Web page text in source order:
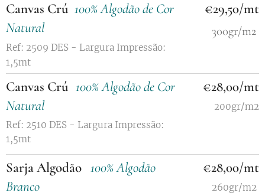
Canvas Crú 100% Algodão de Cor
Natural
Ref: 2509 DES - Largura Impressão:
1,5mt
€29,50/mt
300gr/m2
Canvas Crú 100% Algodão de Cor
Natural
Ref: 2510 DES - Largura Impressão:
1,5mt
€28,00/mt
200gr/m2
Sarja Algodão 100% Algodão
Branco
€28,00/mt
260gr/m2